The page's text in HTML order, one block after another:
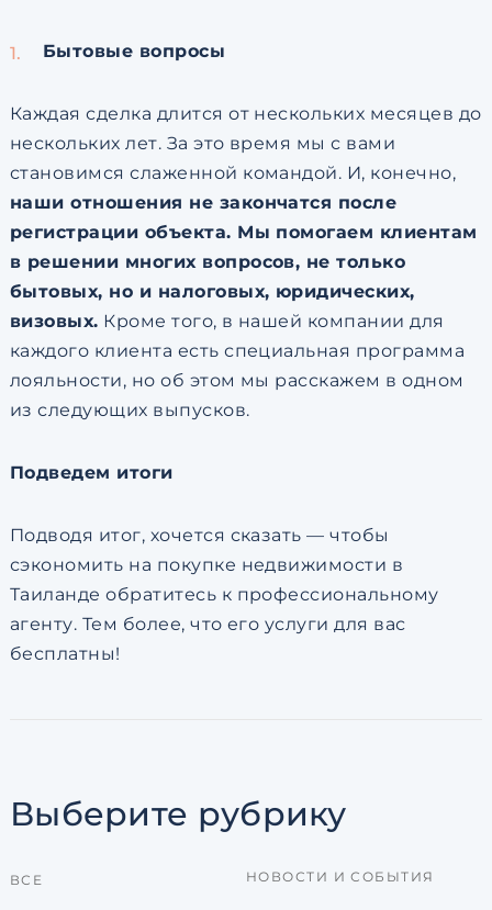
Бытовые вопросы
Каждая сделка длится от нескольких месяцев до
нескольких лет. За это время мы с вами
становимся слаженной командой. И, конечно,
наши отношения не закончатся после
регистрации объекта. Мы помогаем клиентам
в решении многих вопросов, не только
бытовых, но и налоговых, юридических,
визовых. Кроме того, в нашей компании для
каждого клиента есть специальная программа
лояльности, но об этом мы расскажем в одном
из следующих выпусков.
Подведем итоги
Подводя итог, хочется сказать — чтобы
сэкономить на покупке недвижимости в
Таиланде обратитесь к профессиональному
агенту. Тем более, что его услуги для вас
бесплатны!
Выберите рубрику
ВСЕ НОВОСТИ И СОБЫТИЯ